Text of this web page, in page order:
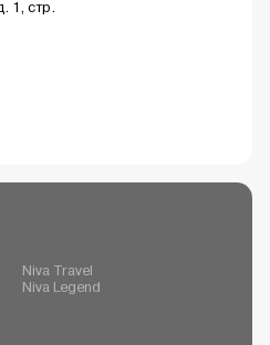
1, стр.
Niva Travel
Niva Legend